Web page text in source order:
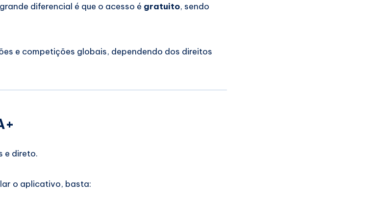
diferencial é que o acesso é gratuito, sendo
e competições globais, dependendo dos direitos
e direto.
o aplicativo, basta: